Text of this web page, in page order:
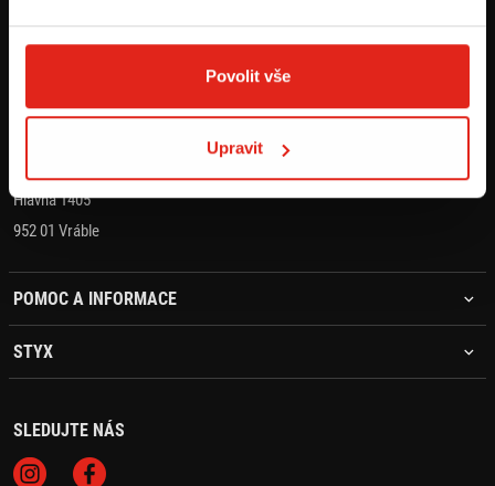
Povolit vše
Upravit
KONTAKT
objednavky@styx.sk
Hlavná 1405
952 01 Vráble
POMOC A INFORMACE
STYX
SLEDUJTE NÁS